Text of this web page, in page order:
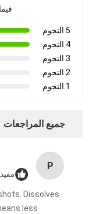
5 النجوم
4 النجوم
3 النجوم
2 النجوم
1 النجوم
جميع المراجعات
P
Dissolves
less